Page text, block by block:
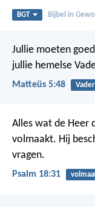
BGT Bijbel in
Jullie moeten
jullie hemelse
Matteüs 5:48 Vader
Alles wat de Heer
volmaakt. Hij
vragen.
Psalm 18:31